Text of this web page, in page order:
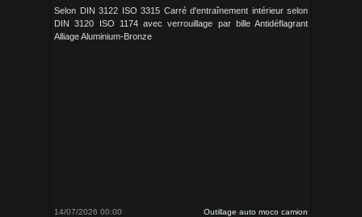
Selon DIN 3122 ISO 3315 Carré d'entraînement intérieur selon
DIN 3120 ISO 1174 avec verrouillage par bille Antidéflagrant
Alliage Aluminium-Bronze
14/07/2026 00:00 Outillage auto moco camion